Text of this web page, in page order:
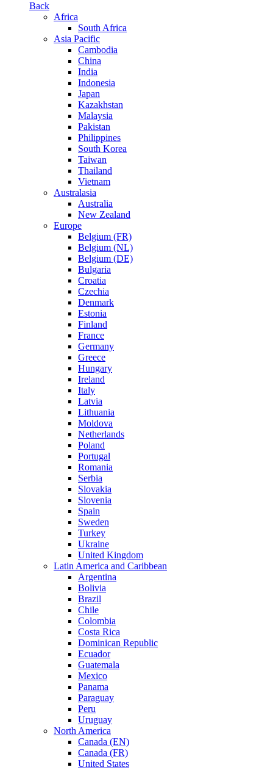
Back
Africa
South Africa
Asia Pacific
Cambodia
China
India
Indonesia
Japan
Kazakhstan
Malaysia
Pakistan
Philippines
South Korea
Taiwan
Thailand
Vietnam
Australasia
Australia
New Zealand
Europe
Belgium (FR)
Belgium (NL)
Belgium (DE)
Bulgaria
Croatia
Czechia
Denmark
Estonia
Finland
France
Germany
Greece
Hungary
Ireland
Italy
Latvia
Lithuania
Moldova
Netherlands
Poland
Portugal
Romania
Serbia
Slovakia
Slovenia
Spain
Sweden
Turkey
Ukraine
United Kingdom
Latin America and Caribbean
Argentina
Bolivia
Brazil
Chile
Colombia
Costa Rica
Dominican Republic
Ecuador
Guatemala
Mexico
Panama
Paraguay
Peru
Uruguay
North America
Canada (EN)
Canada (FR)
United States